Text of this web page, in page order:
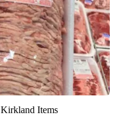
Items